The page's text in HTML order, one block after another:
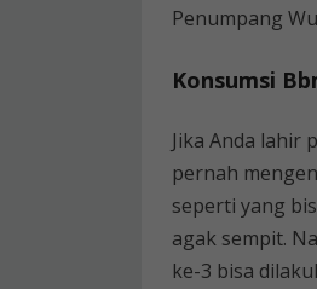
Penumpang
Konsumsi
Jika Anda lahir
pernah
seperti yang
agak sempit.
ke-3 bisa